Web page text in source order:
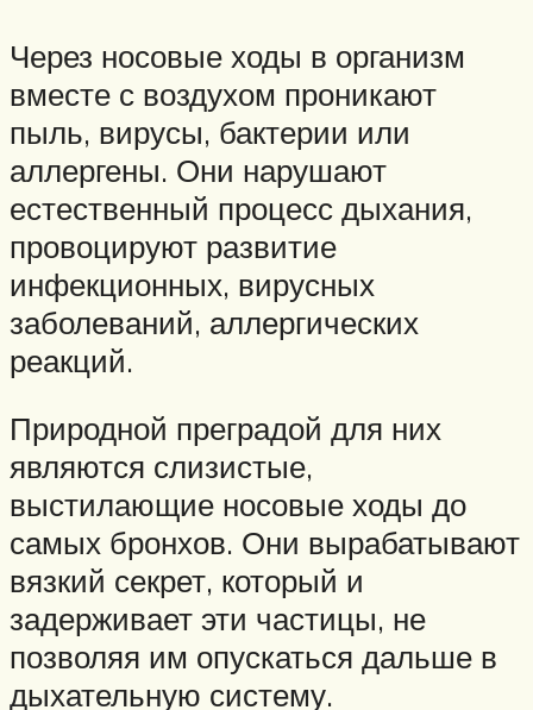
Через носовые ходы в организм
вместе с воздухом проникают
пыль, вирусы, бактерии или
аллергены. Они нарушают
естественный процесс дыхания,
провоцируют развитие
инфекционных, вирусных
заболеваний, аллергических
реакций.
Природной преградой для них
являются слизистые,
выстилающие носовые ходы до
самых бронхов. Они вырабатывают
вязкий секрет, который и
задерживает эти частицы, не
позволяя им опускаться дальше в
дыхательную систему.